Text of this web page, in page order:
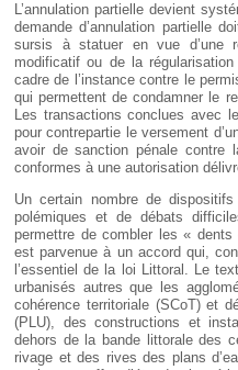
L’annulation partielle devient
demande d’annulation partielle
sursis à statuer en vue d’une
modificatif ou de la
cadre de l’instance contre le
qui permettent de condamner le
Les transactions conclues avec
pour contrepartie le versement
avoir de sanction pénale contre
conformes à une autorisation
Un certain nombre de
polémiques et de débats
permettre de combler les «
est parvenue à un accord qui,
l’essentiel de la loi Littoral. Le
urbanisés autres que les
cohérence territoriale (SCoT) et
(PLU), des constructions et
dehors de la bande littorale des
rivage et des rives des plans